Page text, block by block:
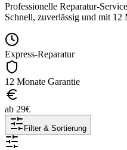
Professionelle Reparatur-
Schnell, zuverlässig und mit 12
Express-Reparatur
12 Monate Garantie
ab 29€
Filter & Sortierung